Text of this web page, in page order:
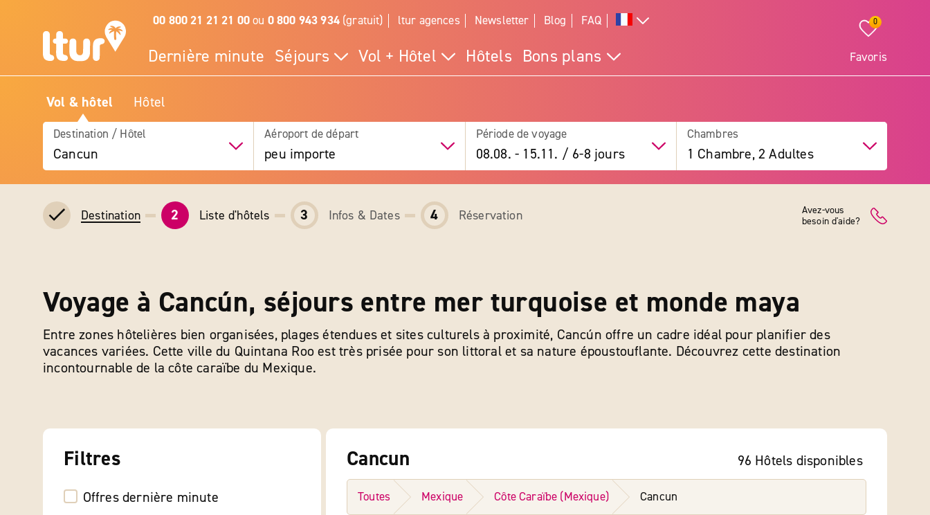
00 800 21 21 21 00ou 0 800 943 934(gratuit) ltur agences Newsletter Blog FAQ
Dernière minute Séjours Vol + Hôtel Hôtels Bons plans
0
Favoris
Vol & hôtel Hôtel
Destination / Hôtel
Cancun
Aéroport de départ
peu importe
Période de voyage
08.08. - 15.11. / 6-8 jours
Chambres
1 Chambre, 2 Adultes
Destination 2 Liste d'hôtels 3 Infos & Dates 4 Réservation
Avez-vous
besoin d'aide?
Voyage à Cancún, séjours entre mer turquoise et monde maya
Entre zones hôtelières bien organisées, plages étendues et sites culturels à proximité, Cancún offre un cadre idéal pour planifier des
vacances variées. Cette ville du Quintana Roo est très prisée pour son littoral et sa nature époustouflante. Découvrez cette destination
incontournable de la côte caraïbe du Mexique.
Filtres
Offres dernière minute
Cancun 96 Hôtels disponibles
Toutes Mexique Côte Caraïbe (Mexique) Cancun